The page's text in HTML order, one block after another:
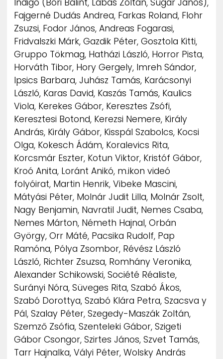
Indigo (Bori Bálint, Lábas Zoltán, Sugár János),
Fajgerné Dudás Andrea, Farkas Roland, Flohr
Zsuzsi, Fodor János, Andreas Fogarasi,
Fridvalszki Márk, Gazdik Péter, Gosztola Kitti,
Gruppo Tökmag, Hatházi László, Horror Pista,
Horváth Tibor, Hory Gergely, Imreh Sándor,
Ipsics Barbara, Juhász Tamás, Karácsonyi
László, Karas David, Kaszás Tamás, Kaulics
Viola, Kerekes Gábor, Keresztes Zsófi,
Keresztesi Botond, Kerezsi Nemere, Király
András, Király Gábor, Kisspál Szabolcs, Kocsi
Olga, Kokesch Ádám, Koralevics Rita,
Korcsmár Eszter, Kotun Viktor, Kristóf Gábor,
Kroó Anita, Loránt Anikó, m.ikon videó
folyóirat, Martin Henrik, Vibeke Mascini,
Mátyási Péter, Molnár Judit Lilla, Molnár Zsolt,
Nagy Benjamin, Navratil Judit, Nemes Csaba,
Nemes Márton, Németh Hajnal, Orbán
György, Orr Máté, Pacsika Rudolf, Pap
Ramóna, Pólya Zsombor, Révész László
László, Richter Zsuzsa, Romhány Veronika,
Alexander Schikowski, Société Réaliste,
Surányi Nóra, Süveges Rita, Szabó Ákos,
Szabó Dorottya, Szabó Klára Petra, Szacsva y
Pál, Szalay Péter, Szegedy-Maszák Zoltán,
Szemző Zsófia, Szenteleki Gábor, Szigeti
Gábor Csongor, Szirtes János, Szvet Tamás,
Tarr Hajnalka, Vályi Péter, Wolsky András